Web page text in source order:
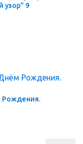
узор" 9
Рождения.